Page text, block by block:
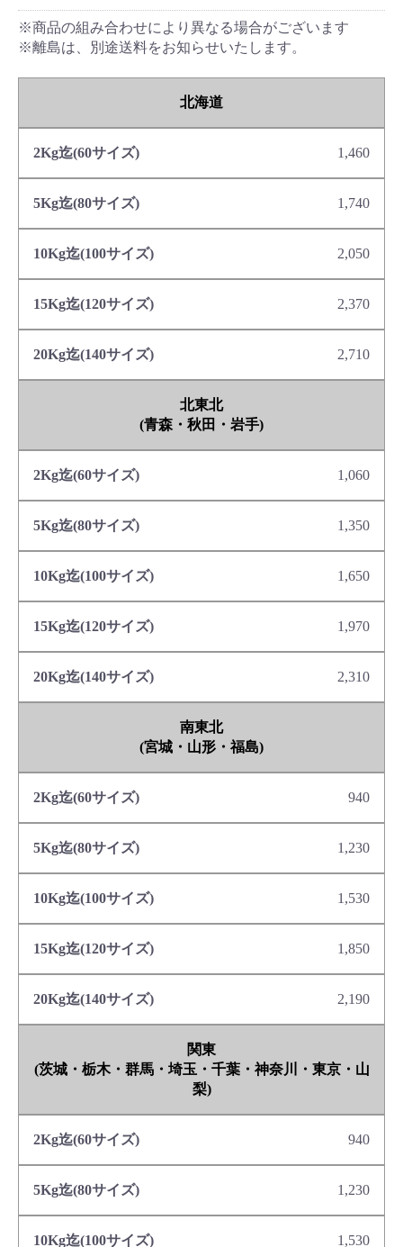
※商品の組み合わせにより異なる場合がございます
※離島は、別途送料をお知らせいたします。
北海道
1,460
1,740
2,050
2,370
2,710
北東北
(青森・秋田・岩手)
1,060
1,350
1,650
1,970
2,310
南東北
(宮城・山形・福島)
940
1,230
1,530
1,850
2,190
関東
(茨城・栃木・群馬・埼玉・千葉・神奈川・東京・山
梨)
940
1,230
1,530